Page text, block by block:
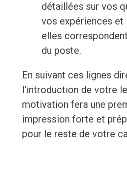
détaillées sur vos
vos expériences et
elles
du poste.
En suivant ces lignes
l'introduction de votre
motivation fera une
impression forte et
pour le reste de votre